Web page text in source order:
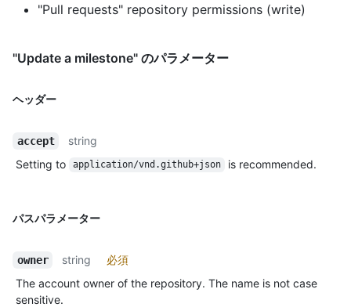
"Pull requests" repository permissions (write)
"Update a milestone" のパラメーター
ヘッダー
accept
string
Setting to
application/vnd.github+json is recommended.
パスパラメーター
owner string
必須
The account owner of the repository. The name is not case
sensitive.